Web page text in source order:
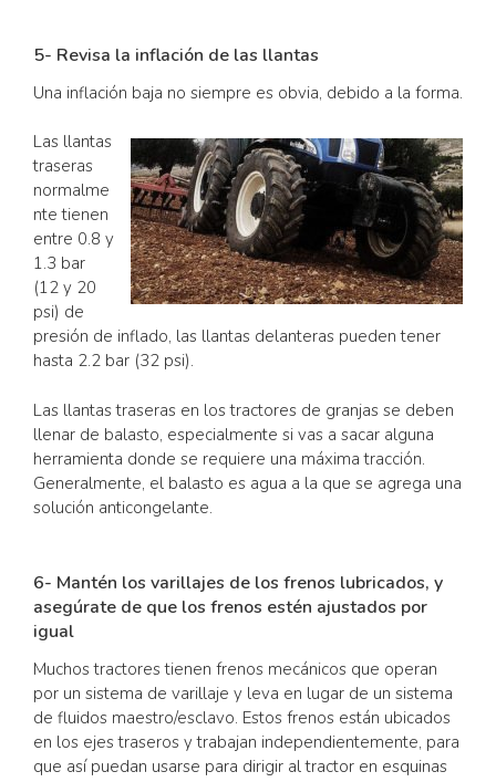
5- Revisa la inflación de las llantas
Una inflación baja no siempre es obvia, debido a la forma.
Las llantas
traseras
normalme
nte tienen
entre 0.8 y
1.3 bar
(12 y 20
psi) de
presión de inflado, las llantas delanteras pueden tener
hasta 2.2 bar (32 psi).
Las llantas traseras en los tractores de granjas se deben
llenar de balasto, especialmente si vas a sacar alguna
herramienta donde se requiere una máxima tracción.
Generalmente, el balasto es agua a la que se agrega una
solución anticongelante.
6- Mantén los varillajes de los frenos lubricados, y
asegúrate de que los frenos estén ajustados por
igual
Muchos tractores tienen frenos mecánicos que operan
por un sistema de varillaje y leva en lugar de un sistema
de fluidos maestro/esclavo. Estos frenos están ubicados
en los ejes traseros y trabajan independientemente, para
que así puedan usarse para dirigir al tractor en esquinas